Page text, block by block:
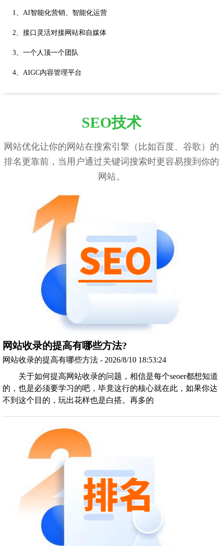
1、AI智能化营销、智能化运营
2、接口灵活对接网站和自媒体
3、一个人顶一个团队
4、AIGC内容管理平台
SEO技术
网站优化让你的网站在搜索引擎（比如百度、谷歌）的
排名更靠前，当用户通过关键词搜索时更容易搜到你的
网站。
网站收录的提高有哪些方法?
网站收录的提高有哪些方法 - 2026/8/10 18:53:24
关于如何提高网站收录的问题，相信是每个seoer都想知道
的，也是必须要学习的吧，毕竟这行的核心就在此，如果你达
不到这个目的，玩出花样也是白搭。再多的